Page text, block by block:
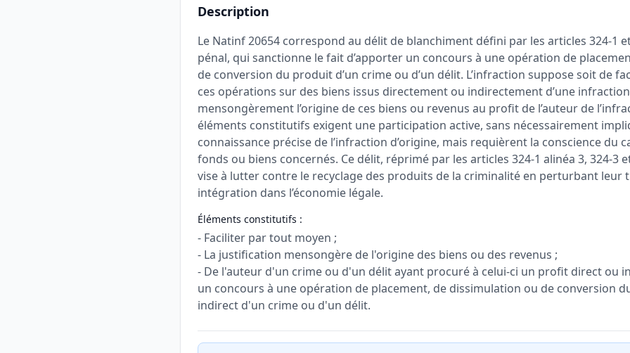
Description
Le Natinf 20654 correspond au délit de blanchiment défini par les articles 324-1
pénal, qui sanctionne le fait d’apporter un concours à une opération de
de conversion du produit d’un crime ou d’un délit. L’infraction suppose soit de
ces opérations sur des biens issus directement ou indirectement d’une
mensongèrement l’origine de ces biens ou revenus au profit de l’auteur de
éléments constitutifs exigent une participation active, sans nécessairement
connaissance précise de l’infraction d’origine, mais requièrent la conscience du
fonds ou biens concernés. Ce délit, réprimé par les articles 324-1 alinéa 3, 324-3
vise à lutter contre le recyclage des produits de la criminalité en perturbant leur
intégration dans l’économie légale.
Éléments constitutifs :
- Faciliter par tout moyen ;
- La justification mensongère de l'origine des biens ou des revenus ;
- De l'auteur d'un crime ou d'un délit ayant procuré à celui-ci un profit direct ou
un concours à une opération de placement, de dissimulation ou de conversion
indirect d'un crime ou d'un délit.